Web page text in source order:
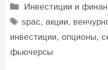
Рубрики
Инвестиции и
Метки
spac, акции,
инвестиции, опционы,
фьючерсы